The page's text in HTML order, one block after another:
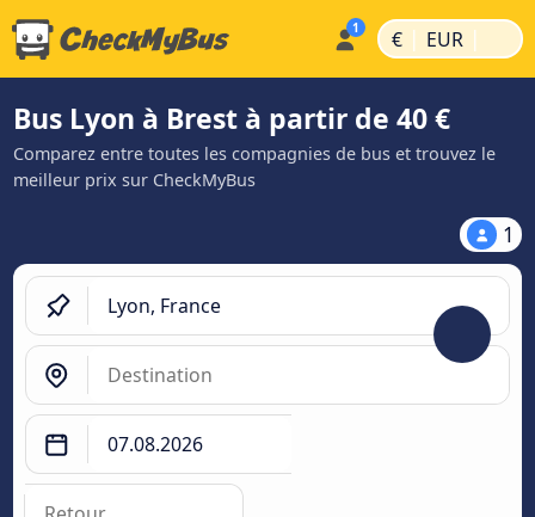
€ | EUR |
Bus Lyon à Brest à partir de 40 €
Comparez entre toutes les compagnies de bus et trouvez le
meilleur prix sur CheckMyBus
1